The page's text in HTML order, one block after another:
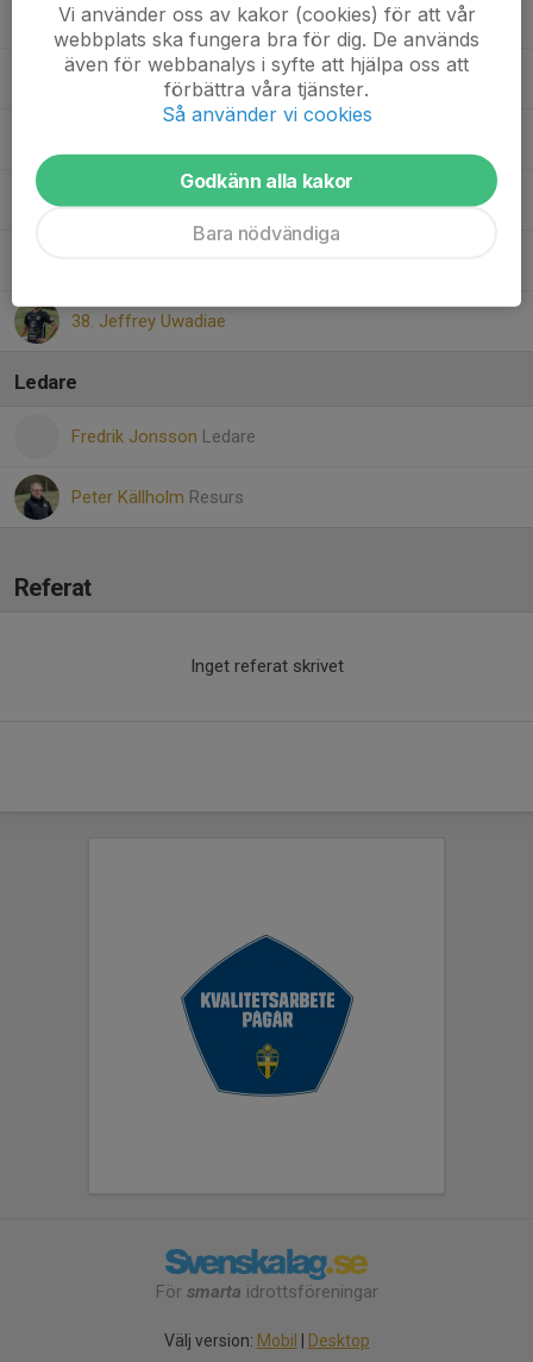
23. Pedram Javanmiri
25. Lennox Grimsell
38. Jeffrey Uwadiae
Ledare
Fredrik Jonsson Ledare
Peter Källholm Resurs
Referat
Inget referat skrivet
För smarta idrottsföreningar
Välj version: Mobil Desktop
Vi använder oss av kakor (cookies) för att vår
webbplats ska fungera bra för dig. De används
även för webbanalys i syfte att hjälpa oss att
förbättra våra tjänster.
Så använder vi cookies
Godkänn alla kakor
Bara nödvändiga